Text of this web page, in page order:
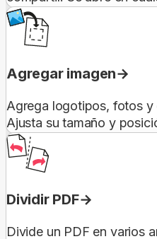
Agregar imagen
Agrega logotipos, fotos y
Ajusta su tamaño y
Dividir PDF
Divide un PDF en varios